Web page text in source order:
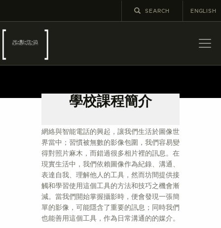
ENGLISH
學校課程簡介
最新消息
學校課程
出版
更多攝影資訊
網絡與智能電話的興起，讓我們生活於圖像世
界當中；習慣被無數的影像包圍，我們容易變
得對照片麻木，而錯過很多相片裡的訊息。在
現實生活中，我們依賴圖像作為紀錄、溝通、
表達自我、理解他人的工具，然而坊間提供接
觸和學習使用這個工具的方法和技巧之機會漸
減。當我們開始掌握攝影時，便會發現一張簡
單的影像，可能隱含了重要的訊息；同時我們
也能善用這個工具，作為日常溝通的的媒介。